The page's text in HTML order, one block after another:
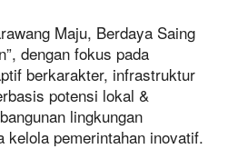
Maju, Berdaya Saing
dengan fokus pada
berkarakter, infrastruktur
potensi lokal &
lingkungan
kelola pemerintahan inovatif.